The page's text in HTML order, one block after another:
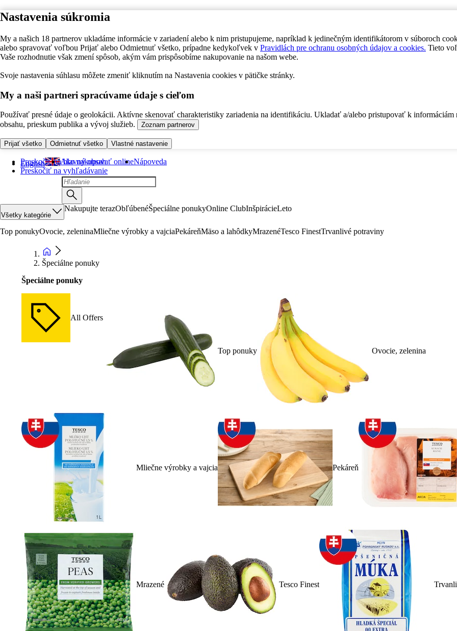
Nastavenia súkromia
My a našich 18 partnerov ukladáme informácie v zariadení alebo k nim pristupujeme, napríklad k jedinečným identifikátorom v súboroch
alebo spravovať voľbou Prijať alebo Odmietnuť všetko, prípadne kedykoľvek v Pravidlách pre ochranu osobných údajov a cookies. Tieto
Vaše rozhodnutie však zmení spôsob, akým vám prispôsobíme nakupovanie na našom webe.
Svoje nastavenia súhlasu môžete zmeniť kliknutím na Nastavenia cookies v pätičke stránky.
My a naši partneri spracúvame údaje s cieľom
Používať presné údaje o geolokácii. Aktívne skenovať charakteristiky zariadenia na identifikáciu. Ukladať a/alebo pristupovať k informáciám
obsahu, prieskum publika a vývoj služieb.
Zoznam partnerov
Prijať všetko Odmietnuť všetko Vlastné nastavenie
Preskočiť na hlavný obsah
Preskočiť na vyhľadávanie
English Ako nakupovať onlineNápoveda
Všetky kategórie
Nakupujte terazObľúbenéŠpeciálne ponukyOnline ClubInšpirácieLeto
Top ponukyOvocie, zeleninaMliečne výrobky a vajciaPekáreňMäso a lahôdkyMrazenéTesco FinestTrvanlivé potraviny
Špeciálne ponuky
Špeciálne ponuky
All Offers
Top ponuky Ovocie, zelenina
Mliečne výrobky a vajcia Pekáreň
Mrazené Tesco Finest